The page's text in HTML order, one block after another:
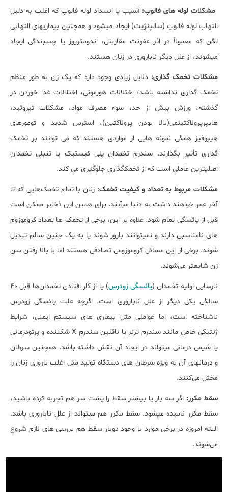
مشکلات لوله‎ های فالوپ:
آسیب یا انسداد لوله فالوپ که اغلب به دلیل
التهاب لوله فالوپ (سالپنژیت) ایجاد می‎شود و همچنین بیماری‎های التهابی
لگن که معمولاً در اثر عفونت مقاربتی، اندومتریوز یا چسبندگی ایجاد
می‎شوند، از علل دیگر ناباروری در زنان هستند.
مشکلات تخمک گذاری: دلایل زیادی وجود دارد که یک زن به طور منظم
تخمک گذاری نداشته باشد؛ اختلالات هورمونی، اختلالات غذا خوردن در
گذشته، ورزش بیش از حد، سوء مصرف مواد، مشکلات تیروئید،
هایپرپرولاکتینمی(بالا بودن پرولاکتین)، استرس شدید و تومورهای
هیپوفیز همگی نمونه هایی از مواردی هستند که می توانند بر تخمک
گذاری تأثیر بگذارند. سندرم تخمدان پلی کیستیک یا تنبلی تخمدان
اصلی‎ترین عاملی است که از تخمک‎گذاری جلوگیری می کند.
مشکلات مربوط به تعداد و کیفیت تخمک: زنان با تمام تخمک‌هایی که تا
آخر عمر خواهند داشت به دنیا می‎آیند. برای همین این ذخایر ممکن است
های نامناسبی دارند و نمی‎توانند بارور شوند یا به یک جنین سالم تبدیل
شوند. برخی از این مسائل کروموزومی تصادفی هستند اما با بالا رفتن سن
زن شایع‎تر می‌شوند.
نارسایی اولیه تخمدان (یائسگی زودرس
) یا از کار افتادن تخمدان‌ها قبل ۴۰
سالگی یکی دیگر از علل ناباروری است. اگرچه علت یائسگی زودرس
ناشناخته است، اما عواملی مثل بیماری‎ های سیستم ایمنی، شرایط
ژنتیکی خاص مانند سندرم ترنر یا ناقلین سندرم X شکننده و پرتودرمانی
یا شیمی درمانی می‎تواند در ایجاد آن نقش داشته باشد. همچنین سرطان
و درمان‎های آن به ویژه سرطان‎ های دستگاه تولید مثل اغلب باروری زنان را
مختل می‌کنند.
سقط مکرر:
اگر سه بار یا بیش‎تر سقط را پشت سر هم تجربه کرده باشید،
سقط مکرر نامیده می‎شود. سقط مکرر هم می‏تواند از علل ناباروری باشد.
البته امروزه در برخی موارد با وجود دوبار سقط هم بررسی های لازم شروع
می‌شوند.